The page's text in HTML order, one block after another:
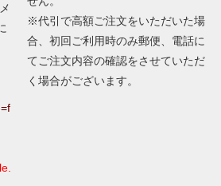
※代引で高額ご注文をいただいた場
合、初回ご利用時のみ郵便、電話に
てご注文内容の確認をさせていただ
く場合がございます。